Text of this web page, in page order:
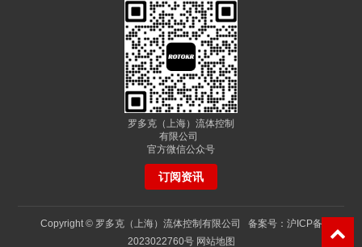
罗多克（上海）流体控制
有限公司
官方微信公众号
订阅资讯
Copyright © 罗多克（上海）流体控制有限公司 备案号： 沪ICP备
2023022760号 网站地图